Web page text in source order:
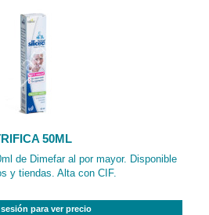
50ML
de Dimefar al por mayor. Disponible
y tiendas. Alta con CIF.
sesión para ver precio